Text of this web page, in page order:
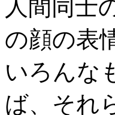
人間同士
の顔の表
いろんな
ば、それ